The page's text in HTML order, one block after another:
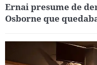
Ernai presume de
Osborne que